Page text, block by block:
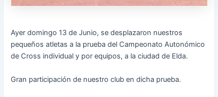
Ayer domingo 13 de Junio, se desplazaron nuestros
pequeños atletas a la prueba del Campeonato Autonómico
de Cross individual y por equipos, a la ciudad de Elda.
Gran participación de nuestro club en dicha prueba.